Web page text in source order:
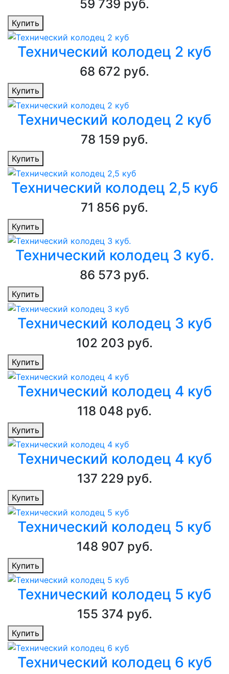
59 739 руб.
Купить
Технический колодец 2 куб
68 672 руб.
Купить
Технический колодец 2 куб
78 159 руб.
Купить
Технический колодец 2,5 куб
71 856 руб.
Купить
Технический колодец 3 куб.
86 573 руб.
Купить
Технический колодец 3 куб
102 203 руб.
Купить
Технический колодец 4 куб
118 048 руб.
Купить
Технический колодец 4 куб
137 229 руб.
Купить
Технический колодец 5 куб
148 907 руб.
Купить
Технический колодец 5 куб
155 374 руб.
Купить
Технический колодец 6 куб